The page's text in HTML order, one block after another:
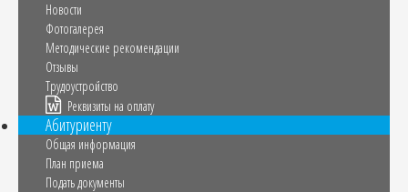
Новости
Фотогалерея
Методические рекомендации
Отзывы
Трудоустройство
Реквизиты на оплату
Абитуриенту
Общая информация
План приема
Подать документы